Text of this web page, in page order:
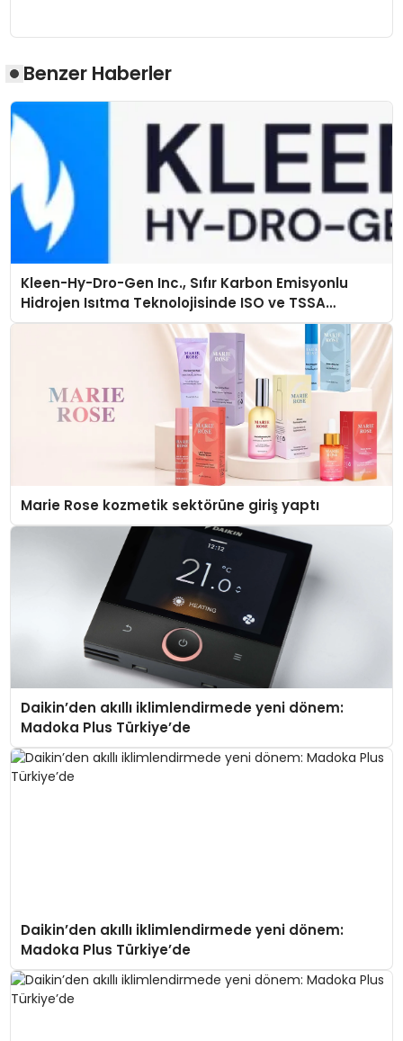
Benzer Haberler
Kleen-Hy-Dro-Gen Inc., Sıfır Karbon Emisyonlu
Hidrojen Isıtma Teknolojisinde ISO ve TSSA
Düzenleyici Onaylarını Aldı
Marie Rose kozmetik sektörüne giriş yaptı
Daikin’den akıllı iklimlendirmede yeni dönem:
Madoka Plus Türkiye’de
Daikin’den akıllı iklimlendirmede yeni dönem:
Madoka Plus Türkiye’de